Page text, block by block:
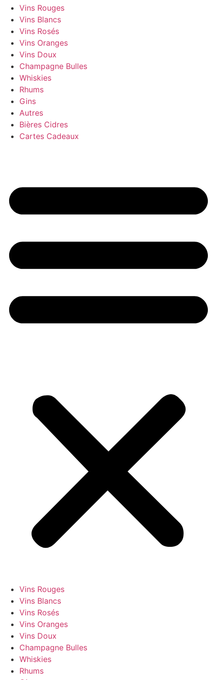
Vins Rouges
Vins Blancs
Vins Rosés
Vins Oranges
Vins Doux
Champagne Bulles
Whiskies
Rhums
Gins
Autres
Bières Cidres
Cartes Cadeaux
Vins Rouges
Vins Blancs
Vins Rosés
Vins Oranges
Vins Doux
Champagne Bulles
Whiskies
Rhums